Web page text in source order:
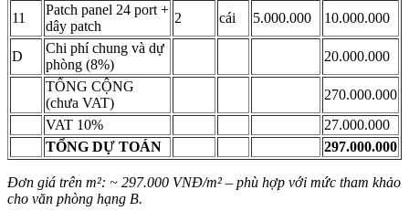
11
Patch panel 24 port +
dây patch
2 cái 5.000.000 10.000.000
D
Chi phí chung và dự
phòng (8%)
20.000.000
TỔNG CỘNG
(chưa VAT)
270.000.000
VAT 10%
27.000.000
TỔNG DỰ TOÁN
297.000.000
Đơn giá trên m²: ~ 297.000 VNĐ/m² – phù hợp với mức tham khảo
cho văn phòng hạng B.